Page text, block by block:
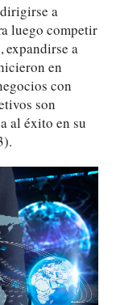
a
luego competir
expandirse a
en
con
son
al éxito en su